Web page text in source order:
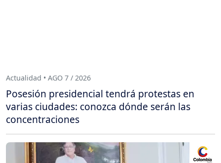
Actualidad • AGO 7 / 2026
Posesión presidencial tendrá protestas en
varias ciudades: conozca dónde serán las
concentraciones